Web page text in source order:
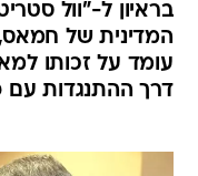
בראיון ל-"וול
המדינית של
עומד על זכותו
דרך ההתנגדות